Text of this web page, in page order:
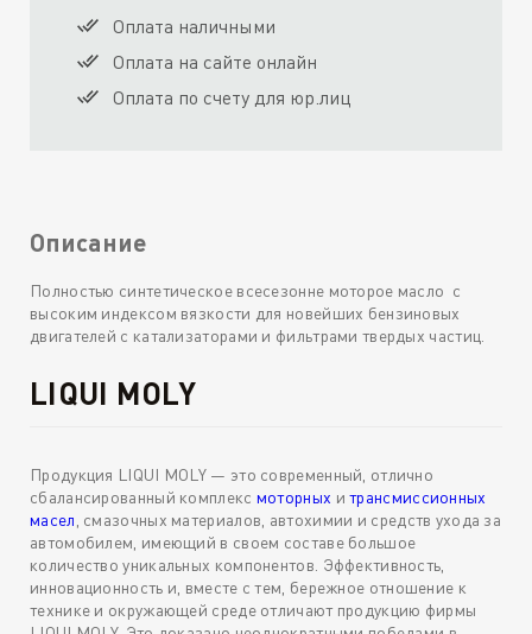
Оплата наличными
Оплата на сайте онлайн
Оплата по счету для юр.лиц
Описание
Полностью синтетическое всесезонне моторое масло с
высоким индексом вязкости для новейших бензиновых
двигателей с катализаторами и фильтрами твердых частиц.
LIQUI MOLY
Продукция LIQUI MOLY — это современный, отлично
сбалансированный комплекс моторных итрансмиссионных
масел , смазочных материалов, автохимии и средств ухода за
автомобилем, имеющий в своем составе большое
количество уникальных компонентов. Эффективность,
инновационность и, вместе с тем, бережное отношение к
технике и окружающей среде отличают продукцию фирмы